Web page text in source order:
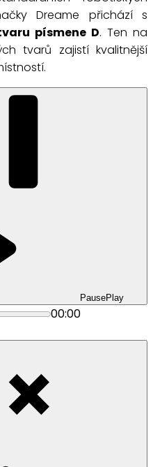
Dreame přichází s
písmene D. Ten na
tvarů zajistí kvalitnější
PausePlay
00:00